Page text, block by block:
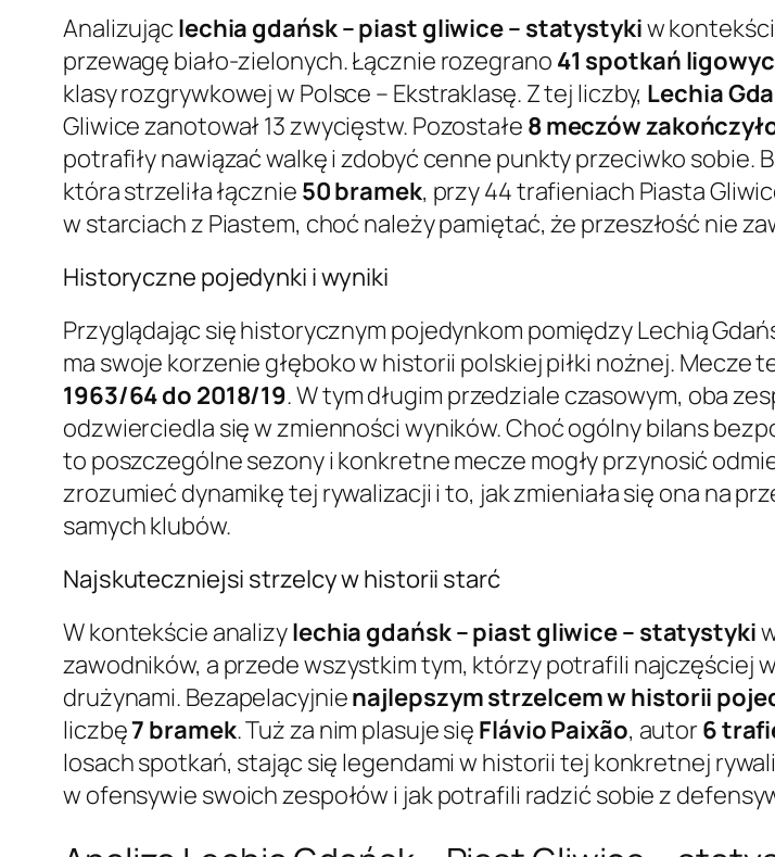
Analizując lechia gdańsk – piast gliwice – statystykiw
przewagę biało-zielonych. Łącznie rozegrano 41 spotkań
klasy rozgrywkowej w Polsce – Ekstraklasę. Z tej liczby, Lechia
Gliwice zanotował 13 zwycięstw. Pozostałe 8 meczów
potrafiły nawiązać walkę i zdobyć cenne punkty przeciwko sobie.
która strzeliła łącznie 50 bramek, przy 44 trafieniach Piasta
w starciach z Piastem, choć należy pamiętać, że przeszłość nie
Historyczne pojedynki i wyniki
Przyglądając się historycznym pojedynkom pomiędzy Lechią
ma swoje korzenie głęboko w historii polskiej piłki nożnej. Mecze
1963/64 do 2018/19. W tym długim przedziale czasowym, oba
odzwierciedla się w zmienności wyników. Choć ogólny bilans
to poszczególne sezony i konkretne mecze mogły przynosić
zrozumieć dynamikę tej rywalizacji i to, jak zmieniała się ona na
samych klubów.
Najskuteczniejsi strzelcy w historii starć
W kontekście analizylechia gdańsk – piast gliwice – statystyki
zawodników, a przede wszystkim tym, którzy potrafili najczęściej
drużynami. Bezapelacyjnienajlepszym strzelcem w historii
liczbę7 bramek. Tuż za nim plasuje się Flávio Paixão, autor 6
losach spotkań, stając się legendami w historii tej konkretnej
w ofensywie swoich zespołów i jak potrafili radzić sobie z